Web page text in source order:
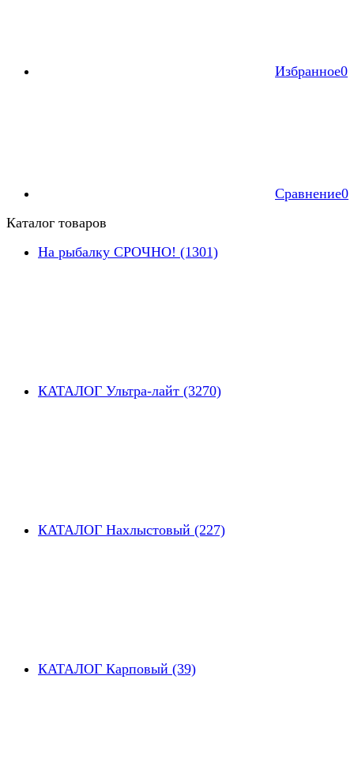
Избранное0
Сравнение0
Каталог товаров
На рыбалку СРОЧНО! (1301)
КАТАЛОГ Ультра-лайт (3270)
КАТАЛОГ Нахлыстовый (227)
КАТАЛОГ Карповый (39)